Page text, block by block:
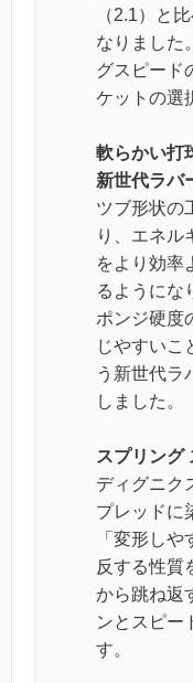
（2.1）と
なりました
グスピード
ケットの選
軟らかい打
新世代ラバ
ツブ形状の
り、エネル
をより効率
るようにな
ポンジ硬度
じやすいこ
う新世代ラ
しました。
スプリング
ディグニク
プレッドに
「変形し
反する性質
から跳ね返
ンとスピー
す。